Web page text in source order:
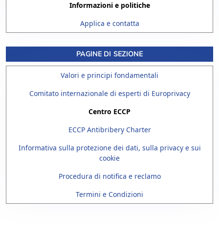
Informazioni e politiche
Applica e contatta
PAGINE DI SEZIONE
Valori e principi fondamentali
Comitato internazionale di esperti di Europrivacy
Centro ECCP
ECCP Antibribery Charter
Informativa sulla protezione dei dati, sulla privacy e sui
cookie
Procedura di notifica e reclamo
Termini e Condizioni